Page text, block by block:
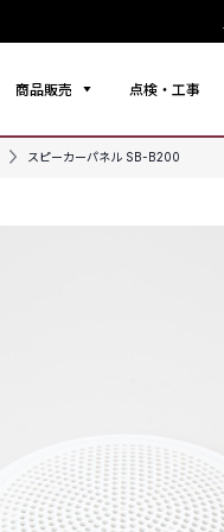
商品販売 点検・工事
スピーカーパネル SB-B200